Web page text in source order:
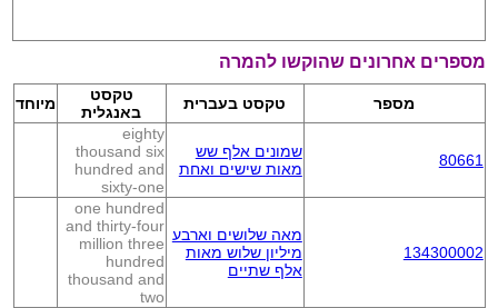
מספרים אחרונים שהוקשו להמרה
מספר טקסט בעברית
טקסט
באנגלית
מיוחד
80661
שמונים אלף שש
מאות שישים ואחת
eighty
thousand six
hundred and
sixty-one
134300002
מאה שלושים וארבע
מיליון שלוש מאות
אלף שתיים
one hundred
and thirty-four
million three
hundred
thousand and
two